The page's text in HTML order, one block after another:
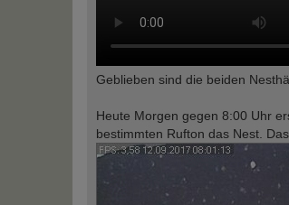
Geblieben sind die beiden
Heute Morgen gegen 8:00 Uhr
bestimmten Rufton das Nest.